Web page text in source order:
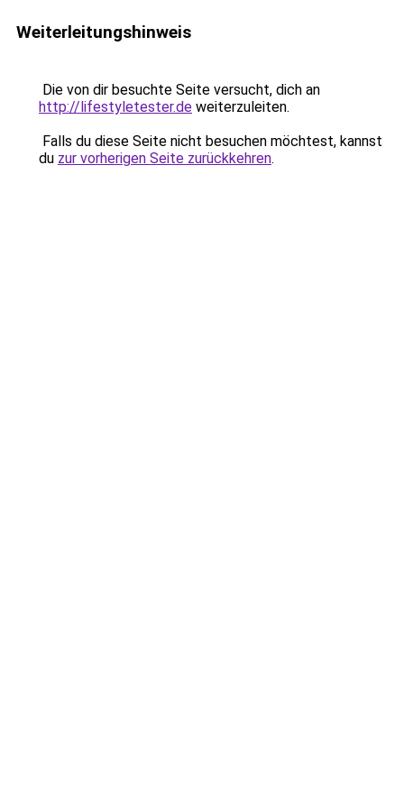
Weiterleitungshinweis
Die von dir besuchte Seite versucht, dich an
http://lifestyletester.de weiterzuleiten.
Falls du diese Seite nicht besuchen möchtest, kannst
du zur vorherigen Seite zurückkehren.